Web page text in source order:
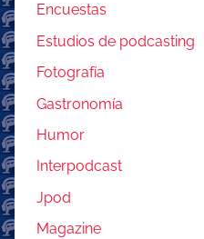
Encuestas
Estudios de podcasting
Fotografía
Gastronomía
Humor
Interpodcast
Jpod
Magazine